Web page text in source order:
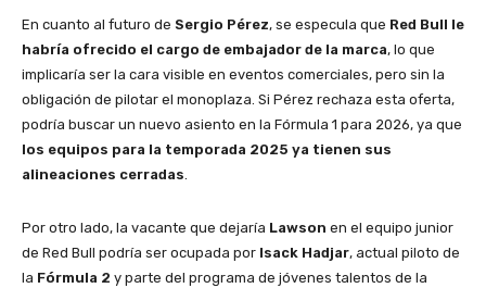
En cuanto al futuro de Sergio Pérez, se especula que Red Bull le
habría ofrecido el cargo de embajador de la marca, lo que
implicaría ser la cara visible en eventos comerciales, pero sin la
obligación de pilotar el monoplaza. Si Pérez rechaza esta oferta,
podría buscar un nuevo asiento en la Fórmula 1 para 2026, ya que
los equipos para la temporada 2025 ya tienen sus
alineaciones cerradas.
Por otro lado, la vacante que dejaría Lawson en el equipo junior
de Red Bull podría ser ocupada por Isack Hadjar, actual piloto de
la Fórmula 2 y parte del programa de jóvenes talentos de la